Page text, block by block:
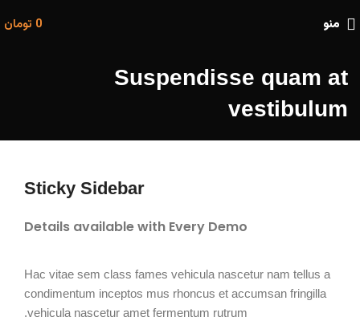
منو 0 تومان
Suspendisse quam at
vestibulum
Sticky Sidebar
Details available with Every Demo
Hac vitae sem class fames vehicula nascetur nam tellus a
condimentum inceptos mus rhoncus et accumsan fringilla
vehicula nascetur amet fermentum rutrum.